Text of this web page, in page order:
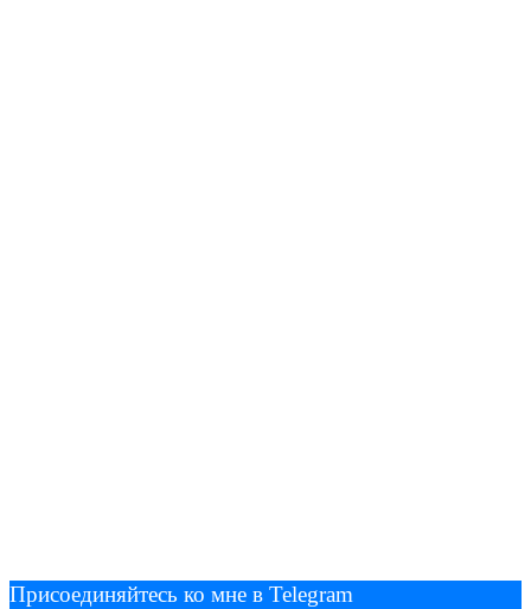
Присоединяйтесь ко мне в Telegram